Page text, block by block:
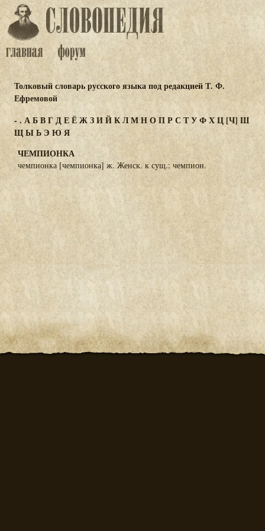
Толковый словарь русского языка под редакцией Т. Ф.
Ефремовой
- . АБВГДЕЁЖЗИЙКЛМНОПР С ТУФХЦ [Ч] Ш
ЩЫЬЭ ЮЯ
ЧЕМПИОНКА
чемпионка [чемпионка] ж. Женск. к сущ.: чемпион.